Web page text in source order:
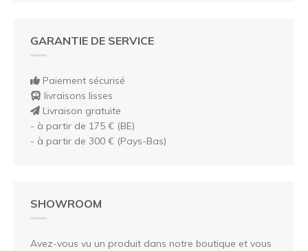
GARANTIE DE SERVICE
Paiement sécurisé
livraisons lisses
Livraison gratuite
- à partir de 175 € (BE)
- à partir de 300 € (Pays-Bas)
SHOWROOM
Avez-vous vu un produit dans notre boutique et vous